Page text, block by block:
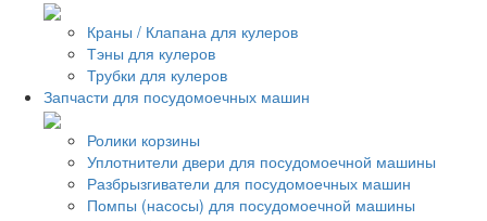
Краны / Клапана для кулеров
Тэны для кулеров
Трубки для кулеров
Запчасти для посудомоечных машин
Ролики корзины
Уплотнители двери для посудомоечной машины
Разбрызгиватели для посудомоечных машин
Помпы (насосы) для посудомоечной машины